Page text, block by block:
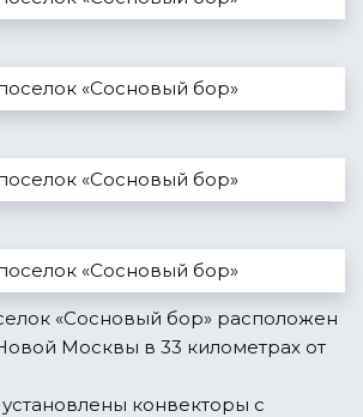
«Сосновый бор» расположен
Москвы в 33 километрах от
конвекторы с